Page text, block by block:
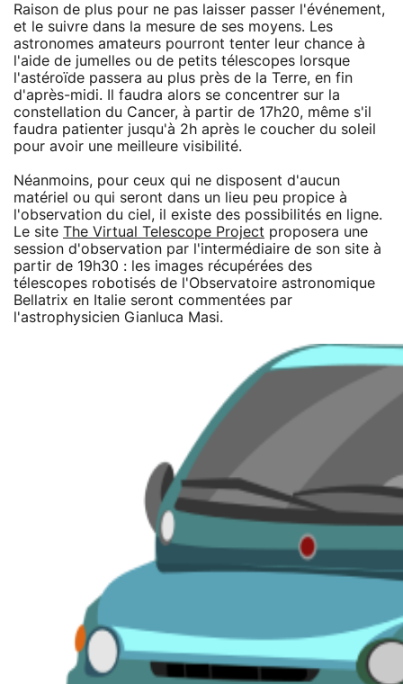
Raison de plus pour ne pas laisser passer l'événement,
et le suivre dans la mesure de ses moyens. Les
astronomes amateurs pourront tenter leur chance à
l'aide de jumelles ou de petits télescopes lorsque
l'astéroïde passera au plus près de la Terre, en fin
d'après-midi. Il faudra alors se concentrer sur la
constellation du Cancer, à partir de 17h20, même s'il
faudra patienter jusqu'à 2h après le coucher du soleil
pour avoir une meilleure visibilité.
Néanmoins, pour ceux qui ne disposent d'aucun
matériel ou qui seront dans un lieu peu propice à
l'observation du ciel, il existe des possibilités en ligne.
Le site The Virtual Telescope Project proposera une
session d'observation par l'intermédiaire de son site à
partir de 19h30 : les images récupérées des
télescopes robotisés de l'Observatoire astronomique
Bellatrix en Italie seront commentées par
l'astrophysicien Gianluca Masi.